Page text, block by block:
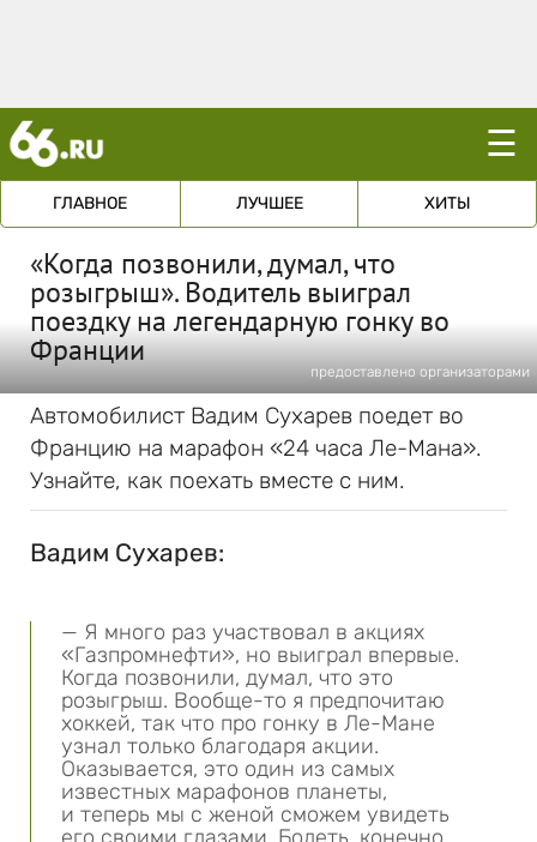
☰
ГЛАВНОЕ ЛУЧШЕЕ ХИТЫ
«Когда позвонили, думал, что
розыгрыш». Водитель выиграл
поездку на легендарную гонку во
Франции
предоставлено организаторами
Автомобилист Вадим Сухарев поедет во
Францию на марафон «24 часа Ле-Мана».
Узнайте, как поехать вместе с ним.
Вадим Сухарев:
— Я много раз участвовал в акциях
«Газпромнефти», но выиграл впервые.
Когда позвонили, думал, что это
розыгрыш. Вообще-то я предпочитаю
хоккей, так что про гонку в Ле-Мане
узнал только благодаря акции.
Оказывается, это один из самых
известных марафонов планеты,
и теперь мы с женой сможем увидеть